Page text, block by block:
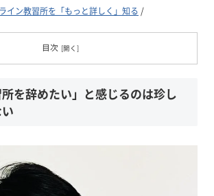
イン教習所を「もっと詳しく」知る /
目次
所を辞めたい」と感じるのは珍し